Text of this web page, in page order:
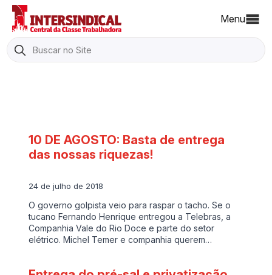
Menu
Search
for:
10 DE AGOSTO: Basta de entrega
das nossas riquezas!
24 de julho de 2018
O governo golpista veio para raspar o tacho. Se o
tucano Fernando Henrique entregou a Telebras, a
Companhia Vale do Rio Doce e parte do setor
elétrico. Michel Temer e companhia querem…